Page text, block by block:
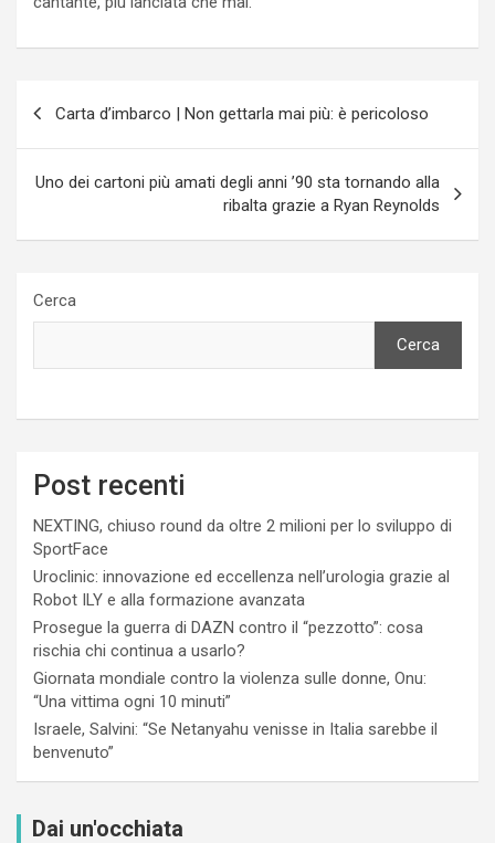
Carta d’imbarco | Non gettarla mai più: è pericoloso
Uno dei cartoni più amati degli anni ’90 sta tornando alla
ribalta grazie a Ryan Reynolds
Cerca
Cerca
Post recenti
NEXTING, chiuso round da oltre 2 milioni per lo sviluppo di
SportFace
Uroclinic: innovazione ed eccellenza nell’urologia grazie al
Robot ILY e alla formazione avanzata
Prosegue la guerra di DAZN contro il “pezzotto”: cosa
rischia chi continua a usarlo?
Giornata mondiale contro la violenza sulle donne, Onu:
“Una vittima ogni 10 minuti”
Israele, Salvini: “Se Netanyahu venisse in Italia sarebbe il
benvenuto”
Dai un'occhiata